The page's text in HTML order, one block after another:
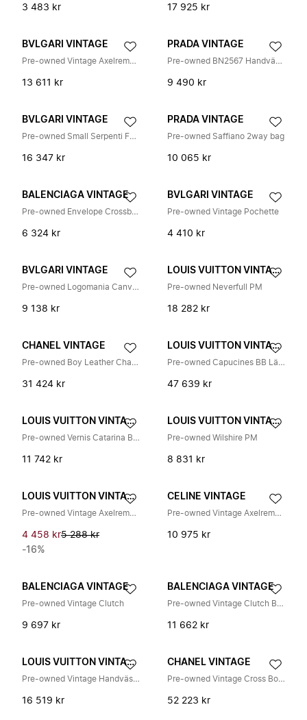
3 483 kr 17 925 kr
BVLGARI VINTAGE
Pre-owned Vintage Axelremsväska
13 611 kr
PRADA VINTAGE
Pre-owned BN2567 Handväska
9 490 kr
BVLGARI VINTAGE
Pre-owned Small Serpenti Forever Crossbody Bag
16 347 kr
PRADA VINTAGE
Pre-owned Saffiano 2way bag
10 065 kr
BALENCIAGA VINTAGE
Pre-owned Envelope Crossbody Bag
6 324 kr
BVLGARI VINTAGE
Pre-owned Vintage Pochette
4 410 kr
BVLGARI VINTAGE
Pre-owned Logomania Canvas Leather Shoulder Bag
9 138 kr
LOUIS VUITTON VINTAGE
Pre-owned Neverfull PM
18 282 kr
CHANEL VINTAGE
Pre-owned Boy Leather Chain Wallet
31 424 kr
LOUIS VUITTON VINTAGE
Pre-owned Capucines BB Läderhandväska
47 639 kr
LOUIS VUITTON VINTAGE
Pre-owned Vernis Catarina BB Enamel Bag
11 742 kr
LOUIS VUITTON VINTAGE
Pre-owned Wilshire PM
8 831 kr
LOUIS VUITTON VINTAGE
Pre-owned Vintage Axelremsväska
4 458 kr5 288 kr
-16%
CELINE VINTAGE
Pre-owned Vintage Axelremsväska
10 975 kr
BALENCIAGA VINTAGE
Pre-owned Vintage Clutch
9 697 kr
BALENCIAGA VINTAGE
Pre-owned Vintage Clutch Bag
11 662 kr
LOUIS VUITTON VINTAGE
Pre-owned Vintage Handväska
16 519 kr
CHANEL VINTAGE
Pre-owned Vintage Cross Body Bag
52 223 kr